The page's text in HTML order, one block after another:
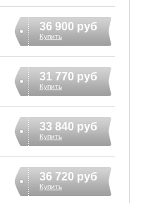
36 900 руб
Купить
31 770 руб
Купить
33 840 руб
Купить
36 720 руб
Купить